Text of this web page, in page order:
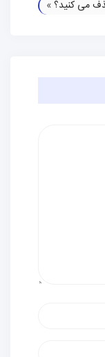
می کنید؟»